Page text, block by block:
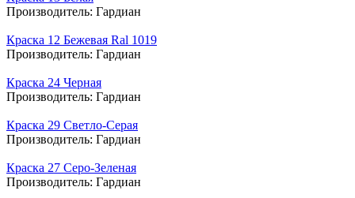
Производитель: Гардиан
Краска 12 Бежевая Ral 1019
Производитель: Гардиан
Краска 24 Черная
Производитель: Гардиан
Краска 29 Светло-Серая
Производитель: Гардиан
Краска 27 Серо-Зеленая
Производитель: Гардиан